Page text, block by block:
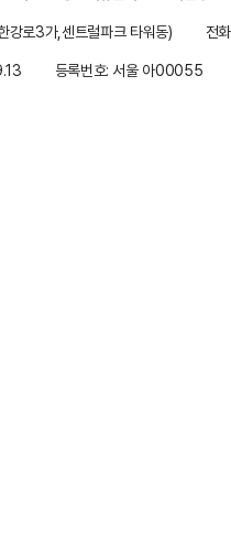
강로3가,센트럴파크 타워동)
전
등록번호: 서울 아00055